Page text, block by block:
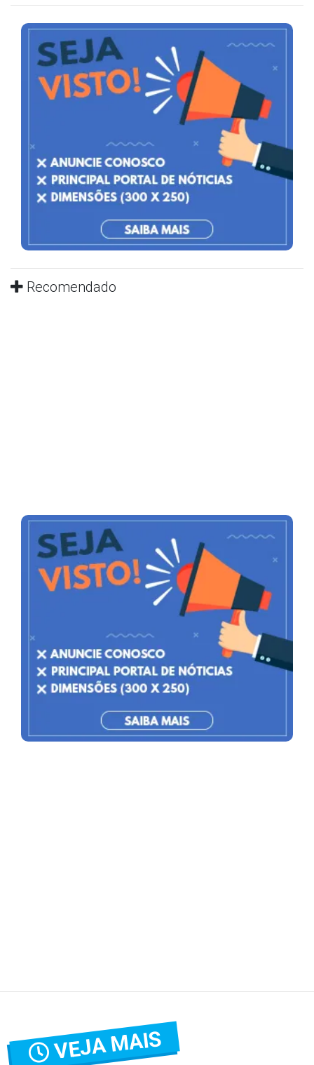
Recomendado
VEJA MAIS